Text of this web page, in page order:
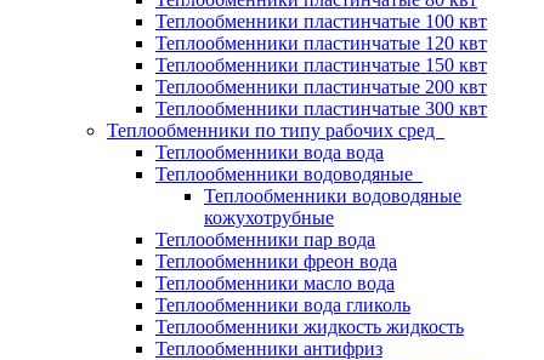
Теплообменники пластинчатые 100 квт
Теплообменники пластинчатые 120 квт
Теплообменники пластинчатые 150 квт
Теплообменники пластинчатые 200 квт
Теплообменники пластинчатые 300 квт
Теплообменники по типу рабочих сред
Теплообменники вода вода
Теплообменники водоводяные
Теплообменники водоводяные
кожухотрубные
Теплообменники пар вода
Теплообменники фреон вода
Теплообменники масло вода
Теплообменники вода гликоль
Теплообменники жидкость жидкость
Теплообменники антифриз